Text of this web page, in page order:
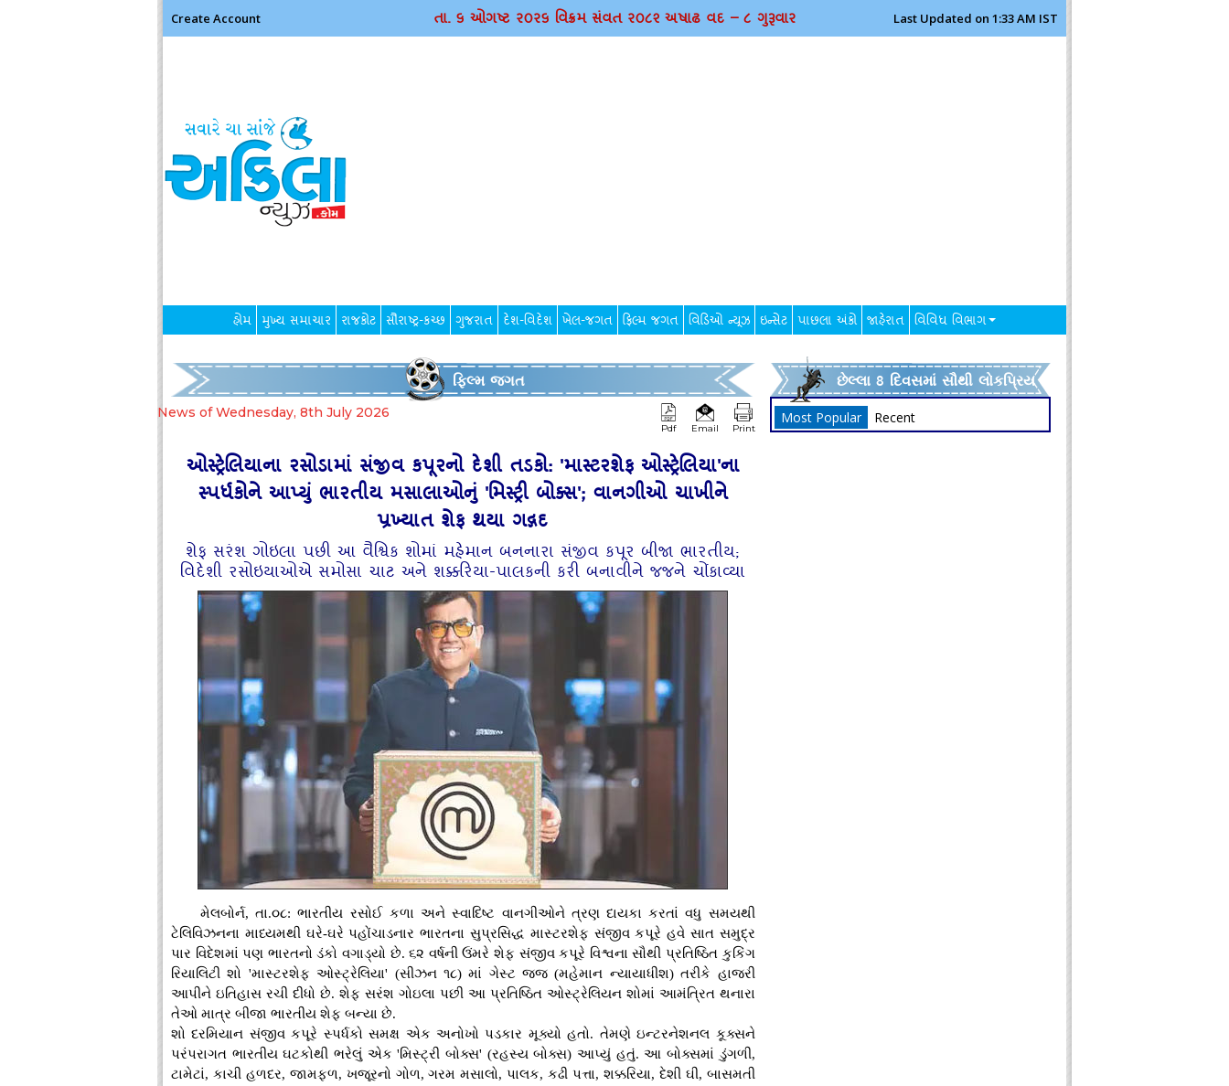
Create Account તા. ૬ ઓગષ્ટ ર૦ર૬ વિક્રમ સંવત ર૦૮૨ અષાઢ વદ – ૮ ગુરૂવાર Last Updated on 1:33 AM IST
હોમ મુખ્ય સમાચાર રાજકોટ સૌરાષ્ટ્ર-કચ્છ ગુજરાત દેશ-વિદેશ ખેલ-જગત ફિલ્મ જગત વિડિઓ ન્યૂઝ ઇન્સેટ પાછલા અંકો જાહેરાત વિવિધ વિભાગ
ફિલ્મ જગત
News of Wednesday, 8th July 2026
Pdf Email Print
ઓસ્ટ્રેલિયાના રસોડામાં સંજીવ કપૂરનો દેશી તડકો: 'માસ્ટરશેફ ઓસ્ટ્રેલિયા'ના
સ્પર્ધકોને આપ્યું ભારતીય મસાલાઓનું 'મિસ્ટ્રી બોક્સ'; વાનગીઓ ચાખીને
પ્રખ્યાત શેફ થયા ગદ્ગદ
શેફ સરંશ ગોઇલા પછી આ વૈશ્વિક શોમાં મહેમાન બનનારા સંજીવ કપૂર બીજા ભારતીય;
વિદેશી રસોઇયાઓએ સમોસા ચાટ અને શક્કરિયા-પાલકની કરી બનાવીને જજને ચોંકાવ્યા
મેલબોર્ન, તા.૦૮: ભારતીય રસોઈ કળા અને સ્વાદિષ્ટ વાનગીઓને ત્રણ દાયકા કરતાં વધુ સમયથી
ટેલિવિઝનના માધ્યમથી ઘરે-ઘરે પહોંચાડનાર ભારતના સુપ્રસિદ્ધ માસ્ટરશેફ સંજીવ કપૂરે હવે સાત સમુદ્ર
પાર વિદેશમાં પણ ભારતનો ડંકો વગાડ્યો છે. ૬૨ વર્ષની ઉંમરે શેફ સંજીવ કપૂરે વિશ્વના સૌથી પ્રતિષ્ઠિત કુકિંગ
રિયાલિટી શો 'માસ્ટરશેફ ઓસ્ટ્રેલિયા' (સીઝન ૧૮) માં ગેસ્ટ જજ (મહેમાન ન્યાયાધીશ) તરીકે હાજરી
આપીને ઇતિહાસ રચી દીધો છે. શેફ સરંશ ગોઇલા પછી આ પ્રતિષ્ઠિત ઓસ્ટ્રેલિયન શોમાં આમંત્રિત થનારા
તેઓ માત્ર બીજા ભારતીય શેફ બન્યા છે.
શો દરમિયાન સંજીવ કપૂરે સ્પર્ધકો સમક્ષ એક અનોખો પડકાર મૂક્યો હતો. તેમણે ઇન્ટરનેશનલ કૂક્સને
પરંપરાગત ભારતીય ઘટકોથી ભરેલું એક 'મિસ્ટ્રી બોક્સ' (રહસ્ય બોક્સ) આપ્યું હતું. આ બોક્સમાં ડુંગળી,
ટામેટાં, કાચી હળદર, જામફળ, ખજૂરનો ગોળ, ગરમ મસાલો, પાલક, કઢી પત્તા, શક્કરિયા, દેશી ઘી, બાસમતી
છેલ્લા 8 દિવસમાં સૌથી લોકપ્રિય
Most Popular Recent